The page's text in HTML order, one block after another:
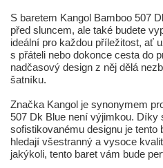
S baretem Kangol Bamboo 507
před sluncem, ale také budete
ideální pro každou příležitost, ať
s přáteli nebo dokonce cesta do
nadčasový design z něj dělá
šatníku.
Značka Kangol je synonymem
507 Dk Blue není výjimkou. Díky
sofistikovanému designu je tento
hledají všestranný a vysoce
jakýkoli, tento baret vám bude